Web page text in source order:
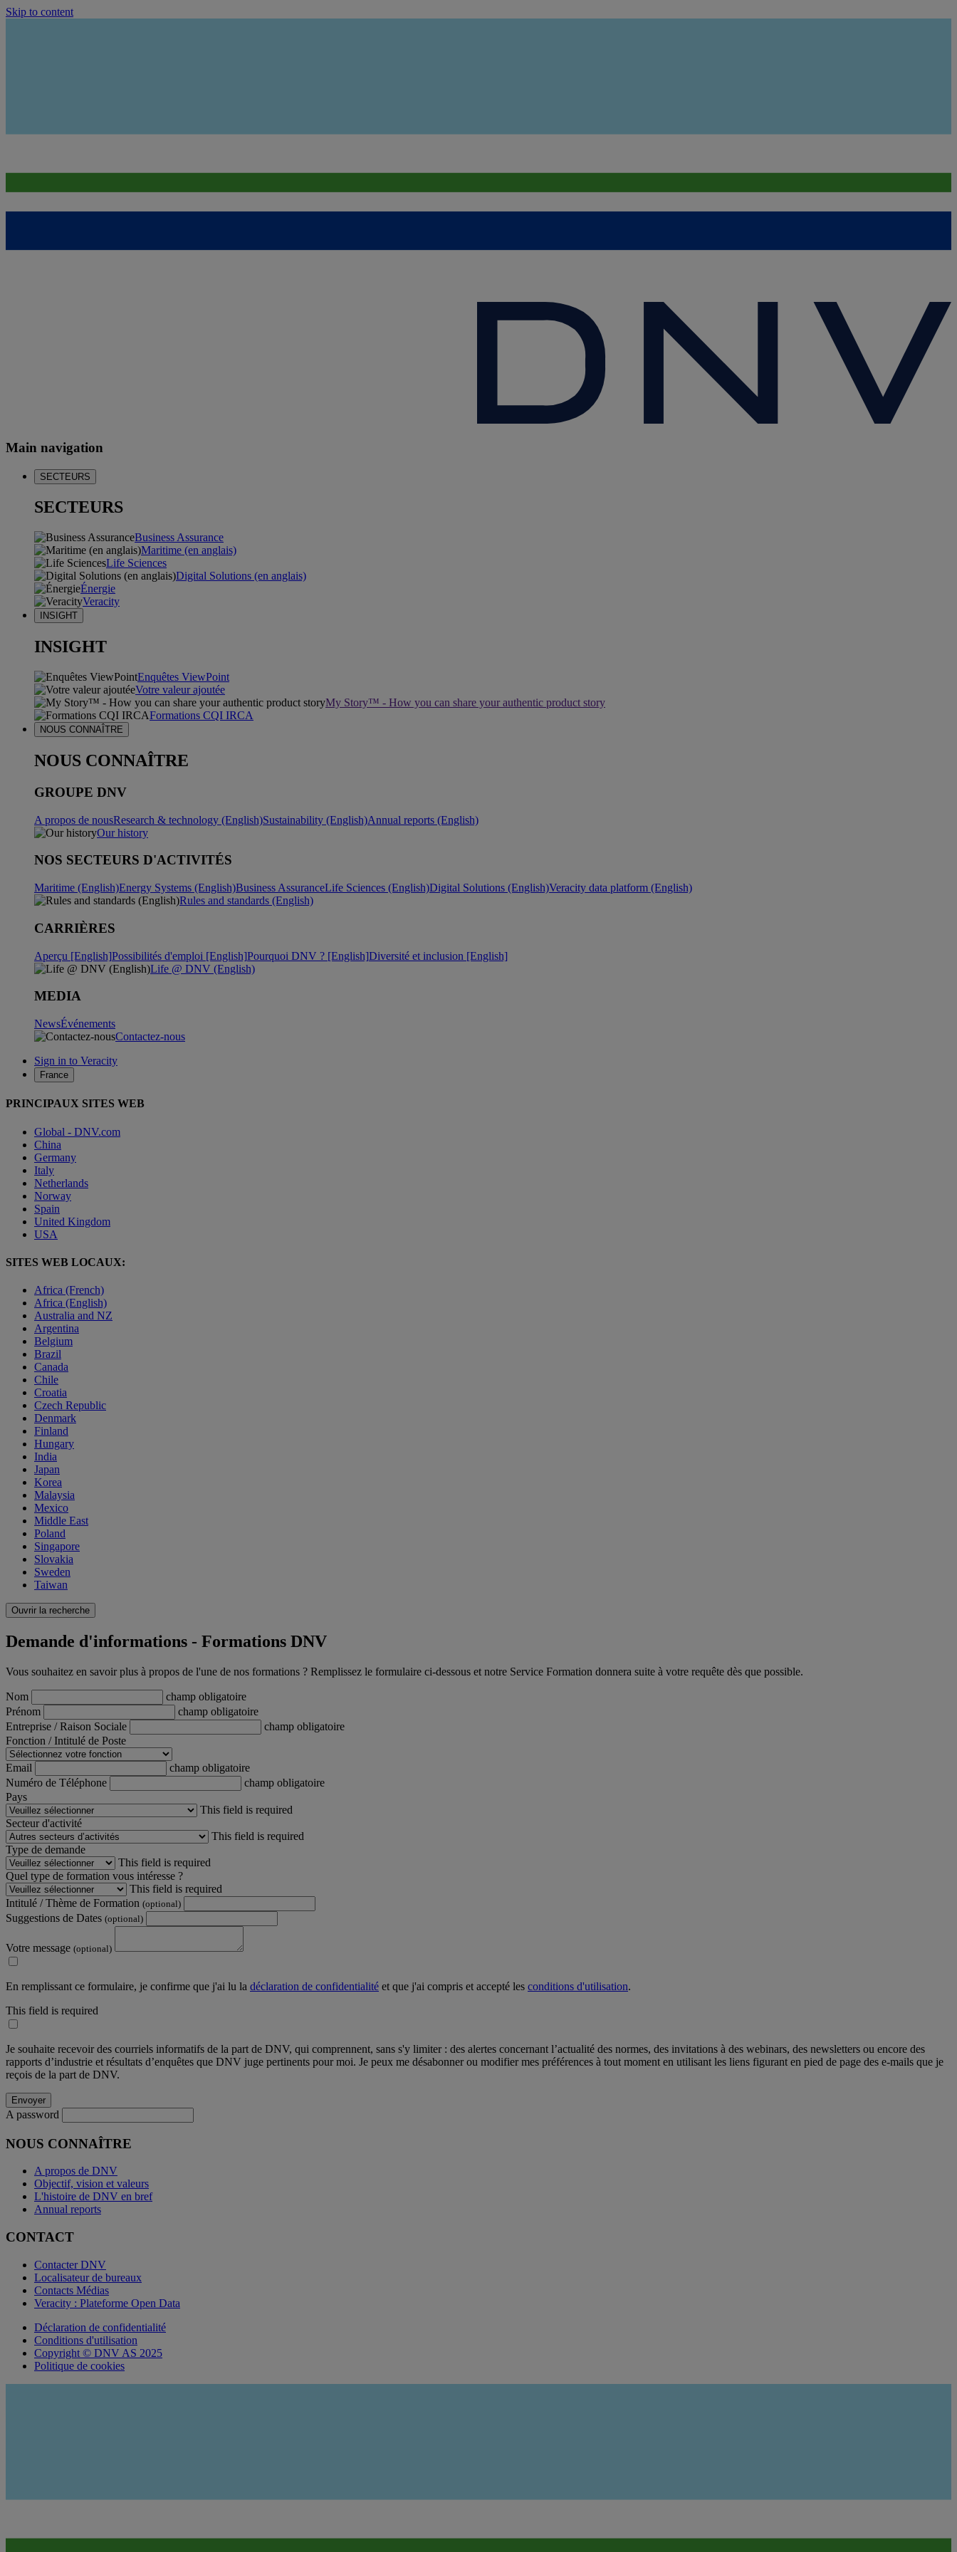
Skip to content
Main navigation
SECTEURS
SECTEURS
Business Assurance
Maritime (en anglais)
Life Sciences
Digital Solutions (en anglais)
Énergie
Veracity
INSIGHT
INSIGHT
Enquêtes ViewPoint
Votre valeur ajoutée
My Story™ - How you can share your authentic product story
Formations CQI IRCA
NOUS CONNAÎTRE
NOUS CONNAÎTRE
GROUPE DNV
A propos de nousResearch & technology (English)Sustainability (English)Annual reports (English)
Our history
NOS SECTEURS D'ACTIVITÉS
Maritime (English)Energy Systems (English)Business AssuranceLife Sciences (English)Digital Solutions (English)Veracity data platform (English)
Rules and standards (English)
CARRIÈRES
Aperçu [English]Possibilités d'emploi [English]Pourquoi DNV ? [English]Diversité et inclusion [English]
Life @ DNV (English)
MEDIA
NewsÉvénements
Contactez-nous
Sign in to Veracity
France
PRINCIPAUX SITES WEB
Global - DNV.com
China
Germany
Italy
Netherlands
Norway
Spain
United Kingdom
USA
SITES WEB LOCAUX:
Africa (French)
Africa (English)
Australia and NZ
Argentina
Belgium
Brazil
Canada
Chile
Croatia
Czech Republic
Denmark
Finland
Hungary
India
Japan
Korea
Malaysia
Mexico
Middle East
Poland
Singapore
Slovakia
Sweden
Taiwan
Ouvrir la recherche
Demande d'informations - Formations DNV
Vous souhaitez en savoir plus à propos de l'une de nos formations ? Remplissez le formulaire ci-dessous et notre Service Formation donnera suite à votre requête dès que possible.
Nom
champ obligatoire
Prénom
champ obligatoire
Entreprise / Raison Sociale
champ obligatoire
Fonction / Intitulé de Poste
Email
champ obligatoire
Numéro de Téléphone
champ obligatoire
Pays
This field is required
Secteur d'activité
This field is required
Type de demande
This field is required
Quel type de formation vous intéresse ?
This field is required
Intitulé / Thème de Formation (optional)
Suggestions de Dates (optional)
Votre message (optional)
En remplissant ce formulaire, je confirme que j'ai lu la déclaration de confidentialité et que j'ai compris et accepté les conditions d'utilisation.
This field is required
Je souhaite recevoir des courriels informatifs de la part de DNV, qui comprennent, sans s'y limiter : des alertes concernant l’actualité des normes, des invitations à des webinars, des newsletters ou encore des
rapports d’industrie et résultats d’enquêtes que DNV juge pertinents pour moi. Je peux me désabonner ou modifier mes préférences à tout moment en utilisant les liens figurant en pied de page des e-mails que je
reçois de la part de DNV.
A password
NOUS CONNAÎTRE
A propos de DNV
Objectif, vision et valeurs
L'histoire de DNV en bref
Annual reports
CONTACT
Contacter DNV
Localisateur de bureaux
Contacts Médias
Veracity : Plateforme Open Data
Déclaration de confidentialité
Conditions d'utilisation
Copyright © DNV AS 2025
Politique de cookies